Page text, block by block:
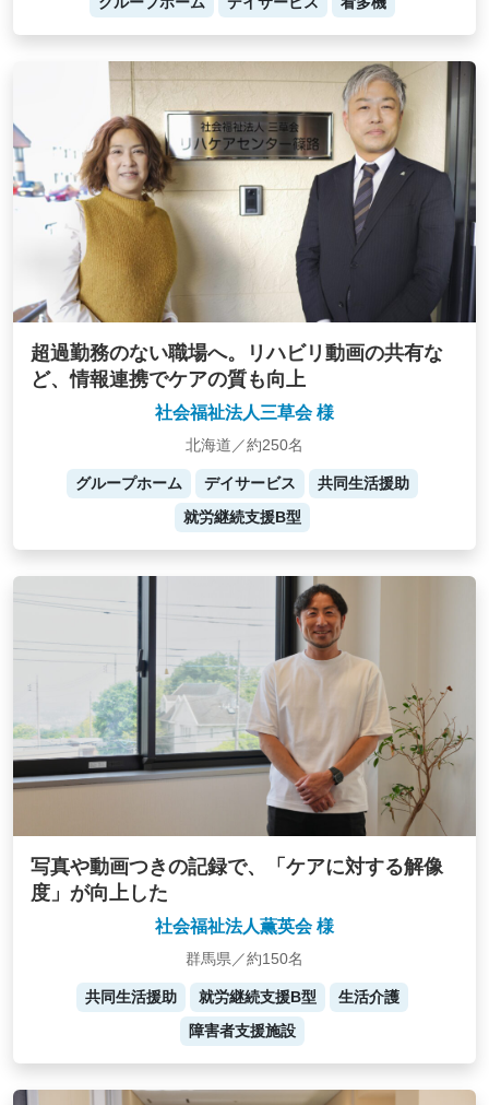
超過勤務のない職場へ。リハビリ動画の共有な
ど、情報連携でケアの質も向上
社会福祉法人三草会 様
北海道／約250名
グループホーム デイサービス
共同生活援助
就労継続支援B型
写真や動画つきの記録で、「ケアに対する解像
度」が向上した
社会福祉法人薫英会 様
群馬県／約150名
共同生活援助 就労継続支援B型
生活介護
障害者支援施設